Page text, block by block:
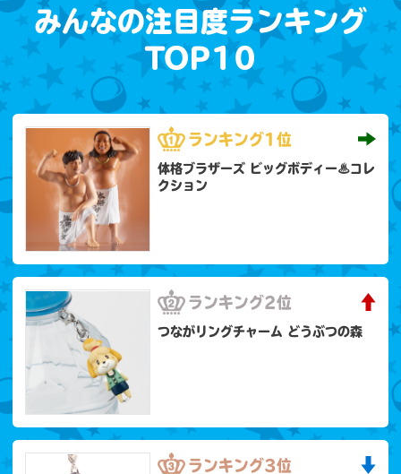
みんなの注目度ランキング
TOP10
ランキング1位
体格ブラザーズ ビッグボディー♨コレ
クション
ランキング2位
つながリングチャーム どうぶつの森
ランキング3位